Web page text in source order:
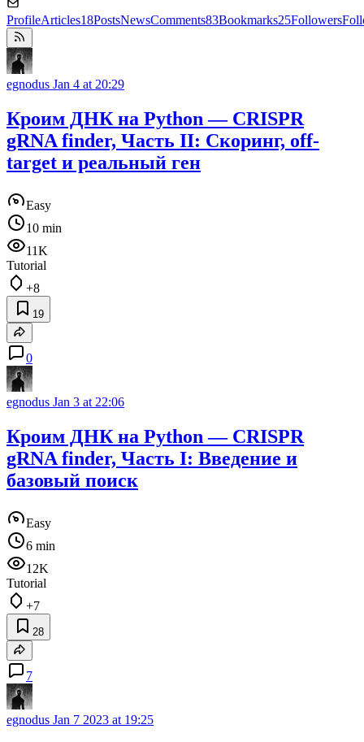
ProfileArticles18PostsNewsComments83Bookmarks25Followers
egnodus Jan 4 at 20:29
Кроим ДНК на Python — CRISPR
gRNA finder, Часть II: Скоринг, off-
target и реальный ген
Easy
10 min
11K
Tutorial
+8
19
0
egnodus Jan 3 at 22:06
Кроим ДНК на Python — CRISPR
gRNA finder, Часть I: Введение и
базовый поиск
Easy
6 min
12K
Tutorial
+7
28
7
egnodus Jan 7 2023 at 19:25